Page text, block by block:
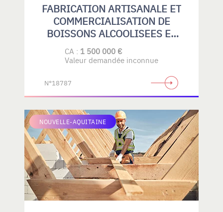
FABRICATION ARTISANALE ET
COMMERCIALISATION DE
BOISSONS ALCOOLISEES ET
SANS ALCOOL
CA : 1 500 000 €
Valeur demandée inconnue
N°18787
NOUVELLE-AQUITAINE